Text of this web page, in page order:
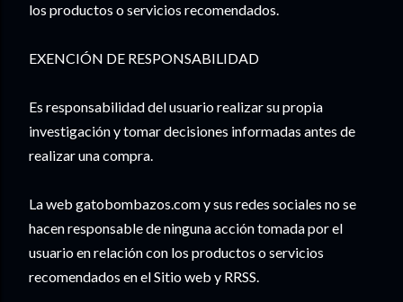
los productos o servicios recomendados.
EXENCIÓN DE RESPONSABILIDAD
Es responsabilidad del usuario realizar su propia
investigación y tomar decisiones informadas antes de
realizar una compra.
La web gatobombazos.com y sus redes sociales no se
hacen responsable de ninguna acción tomada por el
usuario en relación con los productos o servicios
recomendados en el Sitio web y RRSS.